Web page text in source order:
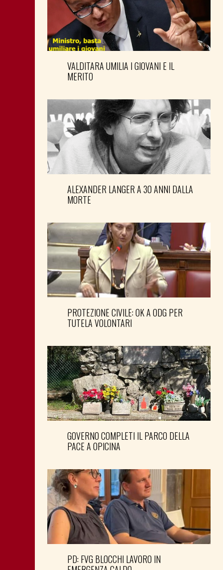
VALDITARA UMILIA I GIOVANI E IL
MERITO
ALEXANDER LANGER A 30 ANNI DALLA
MORTE
PROTEZIONE CIVILE: OK A ODG PER
TUTELA VOLONTARI
GOVERNO COMPLETI IL PARCO DELLA
PACE A OPICINA
PD: FVG BLOCCHI LAVORO IN